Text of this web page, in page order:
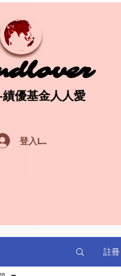
優基金人人愛
優基金人人愛
登入Log In
註冊